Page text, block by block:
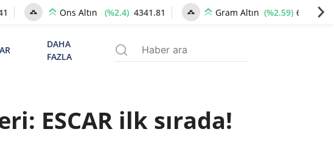
Ons Altın (%2.4) 4341.81 Gram Altın (%2.59) 6660.55
DAHA
FAZLA
ESCAR ilk sırada!